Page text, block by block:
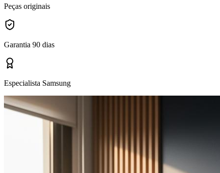
Peças originais
Garantia 90 dias
Especialista Samsung